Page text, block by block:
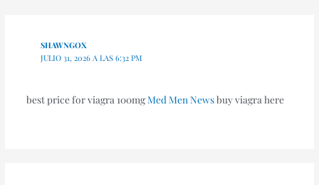
SHAWNGOX
JULIO 31, 2026 A LAS 6:32 PM
best price for viagra 100mgMed Men Newsbuy viagra here